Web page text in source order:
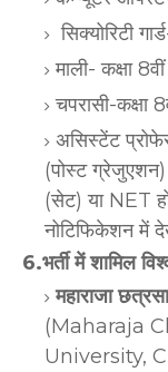
सिक्योरिटी
माली- कक्षा
चपरासी-कक्षा
असिस्टेंट
(पोस्ट ग्रेजुएशन)
(सेट) या NET
नोटिफिकेशन में
6.भर्ती में शामिल
महाराजा
(Maharaja
University,